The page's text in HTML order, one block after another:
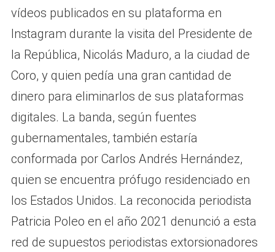
vídeos publicados en su plataforma en
Instagram durante la visita del Presidente de
la República, Nicolás Maduro, a la ciudad de
Coro, y quien pedía una gran cantidad de
dinero para eliminarlos de sus plataformas
digitales. La banda, según fuentes
gubernamentales, también estaría
conformada por Carlos Andrés Hernández,
quien se encuentra prófugo residenciado en
los Estados Unidos. La reconocida periodista
Patricia Poleo en el año 2021 denunció a esta
red de supuestos periodistas extorsionadores